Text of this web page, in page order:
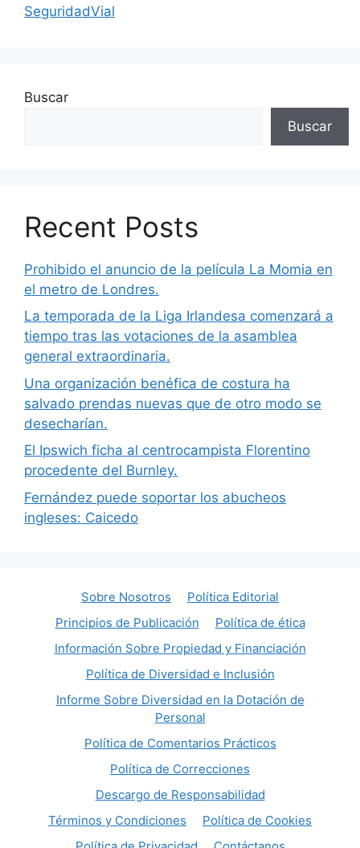
SeguridadVial
Buscar
Buscar
Recent Posts
Prohibido el anuncio de la película La Momia en
el metro de Londres.
La temporada de la Liga Irlandesa comenzará a
tiempo tras las votaciones de la asamblea
general extraordinaria.
Una organización benéfica de costura ha
salvado prendas nuevas que de otro modo se
desecharían.
El Ipswich ficha al centrocampista Florentino
procedente del Burnley.
Fernández puede soportar los abucheos
ingleses: Caicedo
Sobre Nosotros
Política Editorial
Principios de Publicación
Política de ética
Información Sobre Propiedad y Financiación
Política de Diversidad e Inclusión
Informe Sobre Diversidad en la Dotación de
Personal
Política de Comentarios Prácticos
Política de Correcciones
Descargo de Responsabilidad
Términos y Condiciones
Política de Cookies